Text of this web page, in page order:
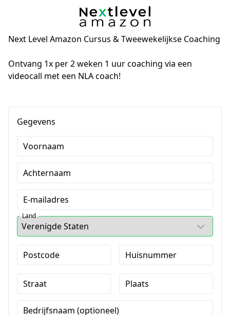
Next Level Amazon Cursus & Tweewekelijkse Coaching
Ontvang 1x per 2 weken 1 uur coaching via een
videocall met een NLA coach!
Gegevens
Voornaam
Achternaam
E-mailadres
Land
Postcode Huisnummer
Straat Plaats
Bedrijfsnaam (optioneel)